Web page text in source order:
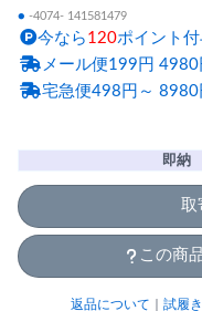
● -4074- 141581479
今なら 120ポイント付
メール便199円 4980
宅急便498円～ 8980
即納
取
この商
返品について 試履